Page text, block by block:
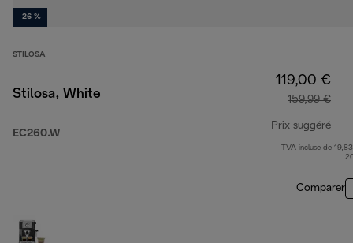
-26 %
STILOSA
Stilosa, White
EC260.W
119,00 €
159,99 €
Prix suggéré
prix
TVA incluse de
Comparer